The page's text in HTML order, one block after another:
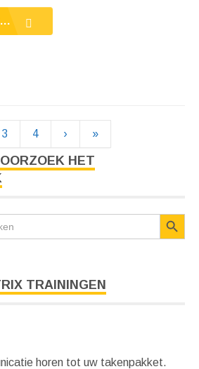
3 4 › »
HET
TRAININGEN
horen tot uw takenpakket.